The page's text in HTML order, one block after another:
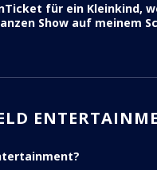
für ein Kleinkind,
Show auf meinem